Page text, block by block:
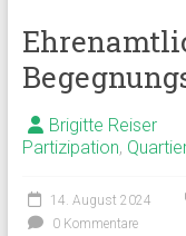
Brigitte Reiser
Partizipation,
14. August 2024
0 Kommentare